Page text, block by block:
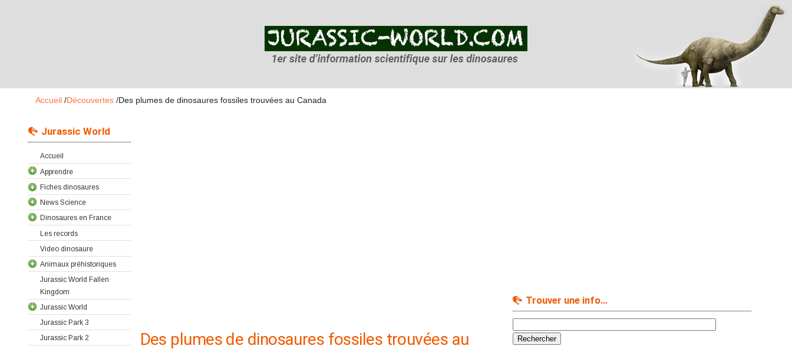
Accueil /Découvertes /Des plumes de dinosaures fossiles trouvées au Canada
Jurassic World
Accueil
Apprendre
Fiches dinosaures
News Science
Dinosaures en France
Les records
Video dinosaure
Animaux préhistoriques
Jurassic World Fallen
Kingdom
Jurassic World
Jurassic Park 3
Jurassic Park 2
Des plumes de dinosaures fossiles trouvées au
Trouver une info…